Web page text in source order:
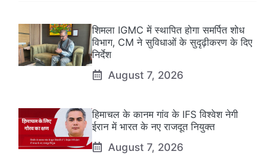
शिमला IGMC में स्थापित होगा समर्पित शोध
विभाग, CM ने सुविधाओं के सुदृढ़ीकरण के दिए
निर्देश
August 7, 2026
हिमाचल के कानम गांव के IFS विश्वेश नेगी
ईरान में भारत के नए राजदूत नियुक्त
August 7, 2026